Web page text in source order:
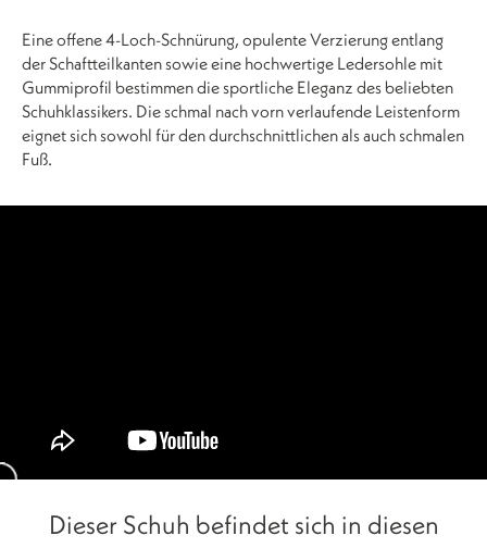
Eine offene 4-Loch-Schnürung, opulente Verzierung entlang
der Schaftteilkanten sowie eine hochwertige Ledersohle mit
Gummiprofil bestimmen die sportliche Eleganz des beliebten
Schuhklassikers. Die schmal nach vorn verlaufende Leistenform
eignet sich sowohl für den durchschnittlichen als auch schmalen
Fuß.
Dieser Schuh befindet sich in diesen